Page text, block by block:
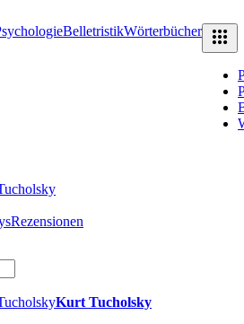
BelletristikWörterbücher
Rezensionen
Kurt Tucholsky